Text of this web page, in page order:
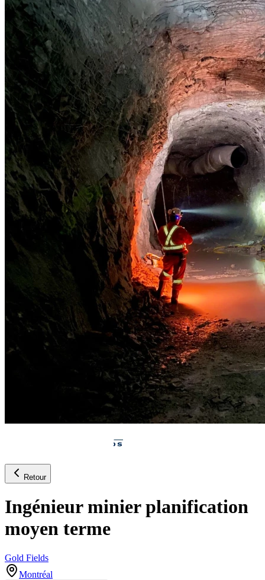
Retour
Ingénieur minier planification
moyen terme
Gold Fields
Montréal